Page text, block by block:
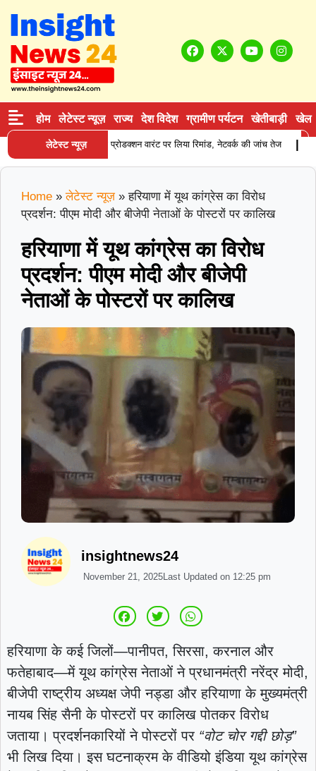
होम लेटेस्ट न्यूज़ राज्य देश विदेश ग्रामीण पर्यटन खेतीबाड़ी खेल
लेटेस्ट न्यूज़
करने वाले आरोपी को प्रोडक्शन वारंट पर लिया रिमांड, नेटवर्क की जांच तेज |
Home » लेटेस्ट न्यूज़ »हरियाणा में यूथ कांग्रेस का विरोध
प्रदर्शन: पीएम मोदी और बीजेपी नेताओं के पोस्टरों पर कालिख
हरियाणा में यूथ कांग्रेस का विरोध
प्रदर्शन: पीएम मोदी और बीजेपी
नेताओं के पोस्टरों पर कालिख
insightnews24
November 21, 2025Last Updated on 12:25 pm
हरियाणा के कई जिलों—पानीपत, सिरसा, करनाल और
फतेहाबाद—में यूथ कांग्रेस नेताओं ने प्रधानमंत्री नरेंद्र मोदी,
बीजेपी राष्ट्रीय अध्यक्ष जेपी नड्डा और हरियाणा के मुख्यमंत्री
नायब सिंह सैनी के पोस्टरों पर कालिख पोतकर विरोध
जताया। प्रदर्शनकारियों ने पोस्टरों पर “वोट चोर गद्दी छोड़”
भी लिख दिया। इस घटनाक्रम के वीडियो इंडिया यूथ कांग्रेस